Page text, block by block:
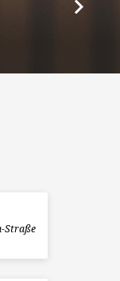
Straße